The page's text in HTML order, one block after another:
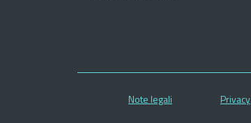
Note legali Privacy